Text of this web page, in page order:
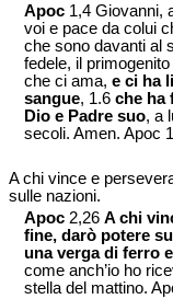
Apoc 1,4 Giovanni,
voi e pace da colui
che sono davanti al
fedele, il
che ci ama, e ci ha
sangue, 1.6 che ha
Dio e Padre suo, a
secoli. Amen. Apoc
A chi vince e
sulle nazioni.
Apoc 2,26 A chi
fine, darò potere
una verga di ferro
come anch’io ho
stella del mattino.